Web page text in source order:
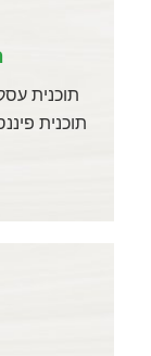
תוכנית